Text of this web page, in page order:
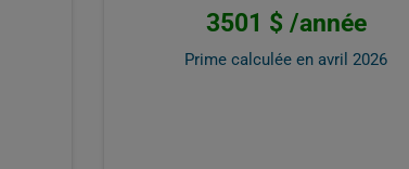
3501 $ /année
Prime calculée en avril 2026